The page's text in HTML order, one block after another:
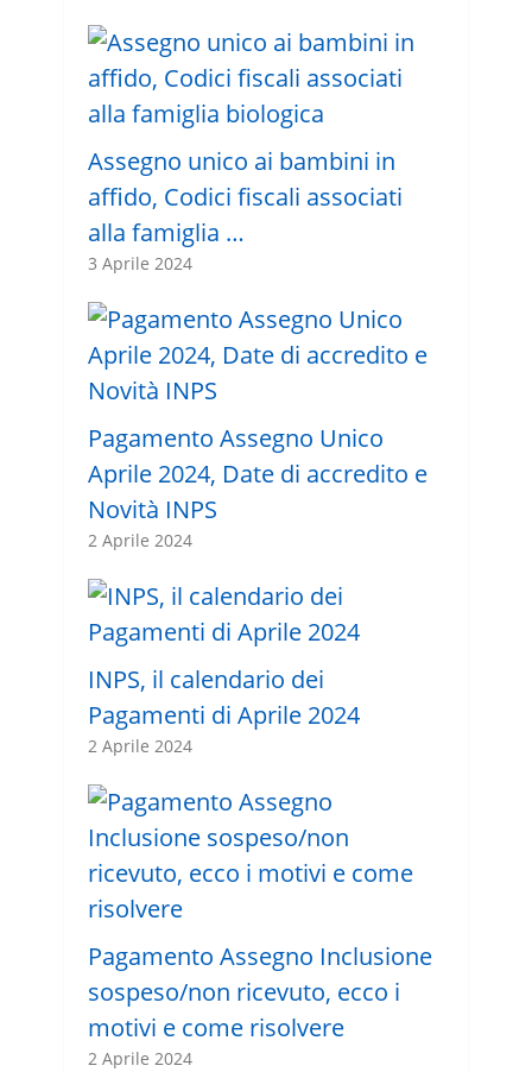
Assegno unico ai bambini in
affido, Codici fiscali associati
alla famiglia …
3 Aprile 2024
Pagamento Assegno Unico
Aprile 2024, Date di accredito e
Novità INPS
2 Aprile 2024
INPS, il calendario dei
Pagamenti di Aprile 2024
2 Aprile 2024
Pagamento Assegno Inclusione
sospeso/non ricevuto, ecco i
motivi e come risolvere
2 Aprile 2024